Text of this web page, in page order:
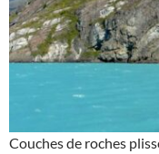
Couches de roches